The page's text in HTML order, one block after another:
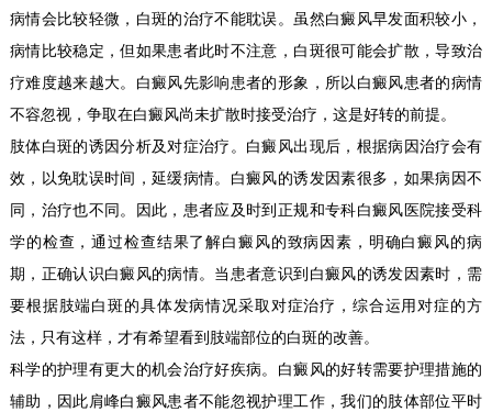
病情会比较轻微，白斑的治疗不能耽误。虽然白癜风早发面积较小，
病情比较稳定，但如果患者此时不注意，白斑很可能会扩散，导致治
疗难度越来越大。白癜风先影响患者的形象，所以白癜风患者的病情
不容忽视，争取在白癜风尚未扩散时接受治疗，这是好转的前提。
肢体白斑的诱因分析及对症治疗。白癜风出现后，根据病因治疗会有
效，以免耽误时间，延缓病情。白癜风的诱发因素很多，如果病因不
同，治疗也不同。因此，患者应及时到正规和专科白癜风医院接受科
学的检查，通过检查结果了解白癜风的致病因素，明确白癜风的病
期，正确认识白癜风的病情。当患者意识到白癜风的诱发因素时，需
要根据肢端白斑的具体发病情况采取对症治疗，综合运用对症的方
法，只有这样，才有希望看到肢端部位的白斑的改善。
科学的护理有更大的机会治疗好疾病。白癜风的好转需要护理措施的
辅助，因此肩峰白癜风患者不能忽视护理工作，我们的肢体部位平时